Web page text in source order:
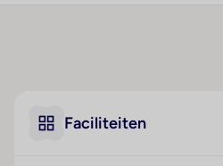
Faciliteiten